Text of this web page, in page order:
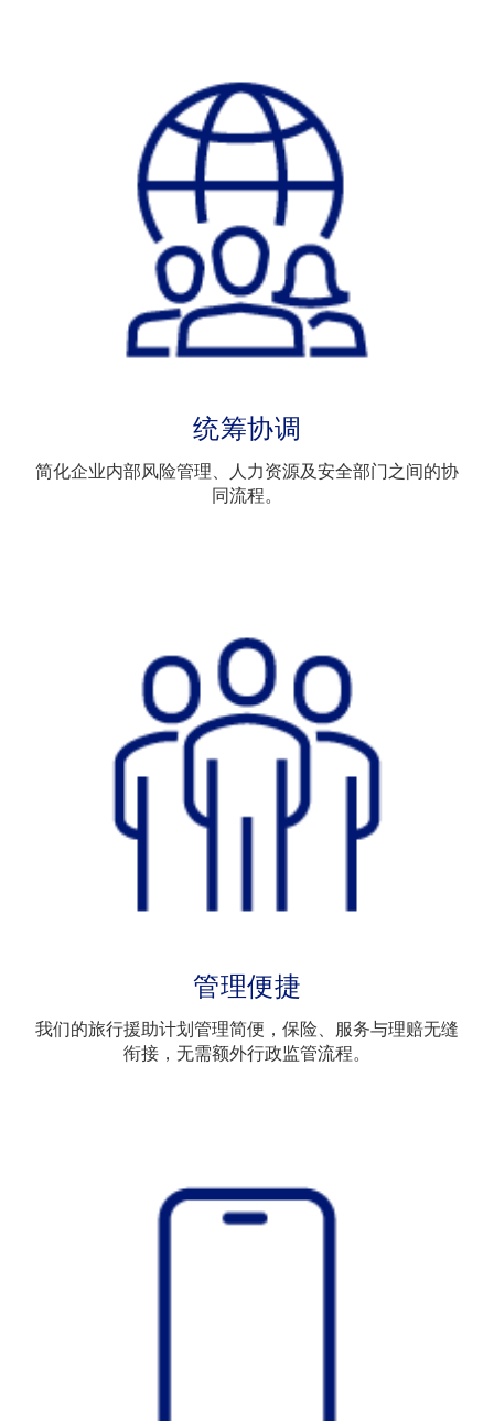
统筹协调
简化企业内部风险管理、人力资源及安全部门之间的协
同流程。
管理便捷
我们的旅行援助计划管理简便，保险、服务与理赔无缝
衔接，无需额外行政监管流程。